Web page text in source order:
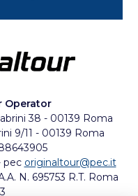
Operator
38 - 00139 Roma
9/11 - 00139 Roma
originaltour@pec.it
N. 695753 R.T. Roma